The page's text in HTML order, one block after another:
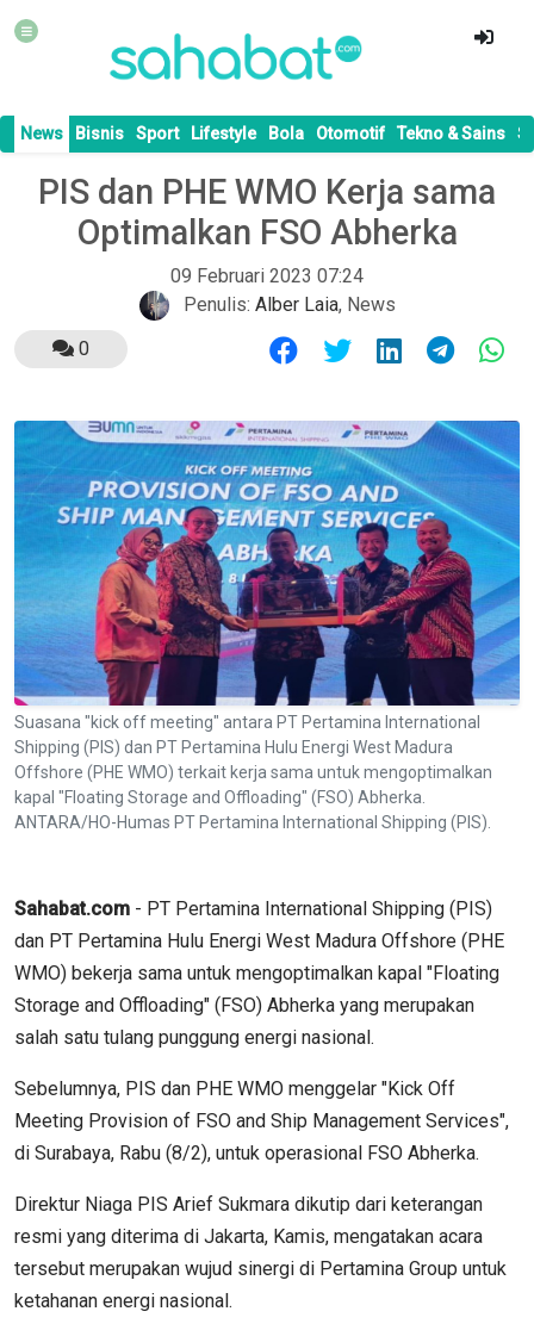
News Bisnis Sport Lifestyle Bola Otomotif Tekno & Sains
PIS dan PHE WMO Kerja sama
Optimalkan FSO Abherka
09 Februari 2023 07:24
Penulis: Alber Laia, News
0
Suasana "kick off meeting" antara PT Pertamina International
Shipping (PIS) dan PT Pertamina Hulu Energi West Madura
Offshore (PHE WMO) terkait kerja sama untuk mengoptimalkan
kapal "Floating Storage and Offloading" (FSO) Abherka.
ANTARA/HO-Humas PT Pertamina International Shipping (PIS).
Sahabat.com - PT Pertamina International Shipping (PIS)
dan PT Pertamina Hulu Energi West Madura Offshore (PHE
WMO) bekerja sama untuk mengoptimalkan kapal "Floating
Storage and Offloading" (FSO) Abherka yang merupakan
salah satu tulang punggung energi nasional.
Sebelumnya, PIS dan PHE WMO menggelar "Kick Off
Meeting Provision of FSO and Ship Management Services",
di Surabaya, Rabu (8/2), untuk operasional FSO Abherka.
Direktur Niaga PIS Arief Sukmara dikutip dari keterangan
resmi yang diterima di Jakarta, Kamis, mengatakan acara
tersebut merupakan wujud sinergi di Pertamina Group untuk
ketahanan energi nasional.